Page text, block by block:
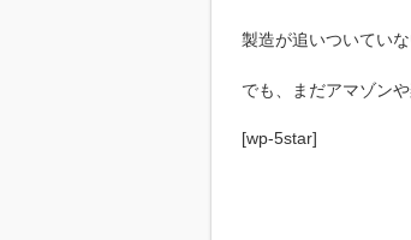
製造が追いついていな
でも、まだアマゾン
[wp-5star]